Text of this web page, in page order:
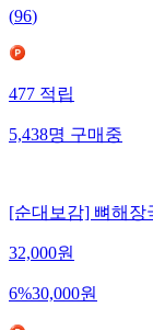
(96)
477 적립
5,438명 구매중
[순대보감] 뼈해장
32,000원
6%30,000원